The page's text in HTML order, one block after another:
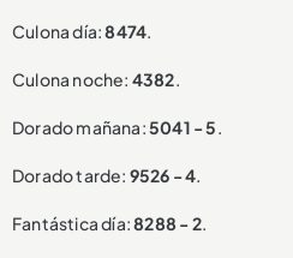
Culona día:8474.
Culona noche: 4382.
Dorado mañana:5041 - 5.
Dorado tarde: 9526 - 4.
Fantástica día:8288 - 2.